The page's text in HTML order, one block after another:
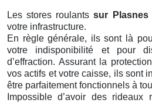
Les stores roulantssur Plasnes
votre infrastructure.
En règle générale, ils sont là
votre indisponibilité et pour
d’effraction. Assurant la
vos actifs et votre caisse, ils sont
être parfaitement fonctionnels à
Impossible d’avoir des